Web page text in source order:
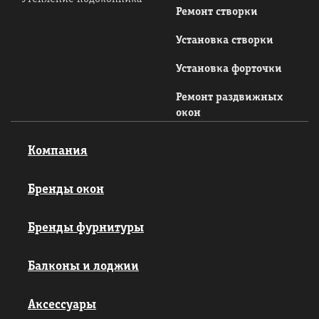
Ремонт створки
Установка створки
Установка форточки
Ремонт раздвижных
окон
Компания
Бренды окон
Бренды фурнитуры
Балконы и лоджии
Аксессуары